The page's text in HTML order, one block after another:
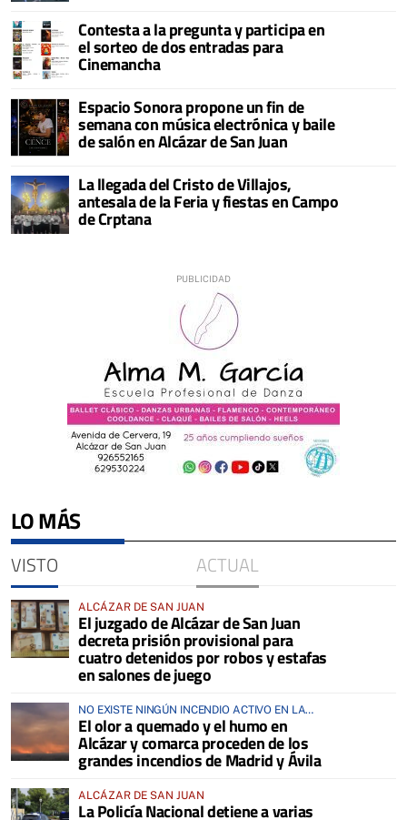
Contesta a la pregunta y participa en
el sorteo de dos entradas para
Cinemancha
Espacio Sonora propone un fin de
semana con música electrónica y baile
de salón en Alcázar de San Juan
La llegada del Cristo de Villajos,
antesala de la Feria y fiestas en Campo
de Crptana
LO MÁS
VISTO ACTUAL
ALCÁZAR DE SAN JUAN
El juzgado de Alcázar de San Juan
decreta prisión provisional para
cuatro detenidos por robos y estafas
en salones de juego
NO EXISTE NINGÚN INCENDIO ACTIVO EN LA
COMARCA
El olor a quemado y el humo en
Alcázar y comarca proceden de los
grandes incendios de Madrid y Ávila
ALCÁZAR DE SAN JUAN
La Policía Nacional detiene a varias